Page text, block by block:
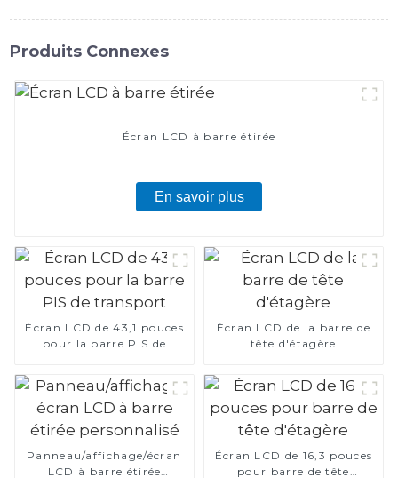
Produits Connexes
Écran LCD à barre étirée
En savoir plus
Écran LCD de 43,1 pouces
pour la barre PIS de
Écran LCD de la barre de
tête d'étagère
Panneau/affichage/écran
LCD à barre étirée
Écran LCD de 16,3 pouces
pour barre de tête